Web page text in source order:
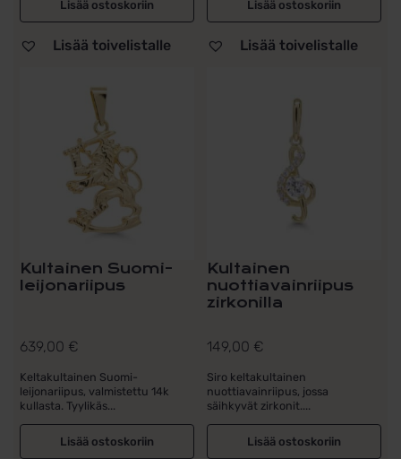
Lisää ostoskoriin
Lisää toivelistalle
Lisää ostoskoriin
Lisää toivelistalle
Kultainen Suomi-
leijonariipus
639,00 €
Keltakultainen Suomi-
leijonariipus, valmistettu 14k
kullasta. Tyylikäs...
Lisää ostoskoriin
Kultainen
nuottiavainriipus
zirkonilla
149,00 €
Siro keltakultainen
nuottiavainriipus, jossa
säihkyvät zirkonit....
Lisää ostoskoriin